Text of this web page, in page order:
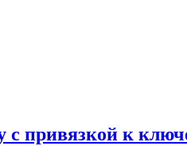
с привязкой к